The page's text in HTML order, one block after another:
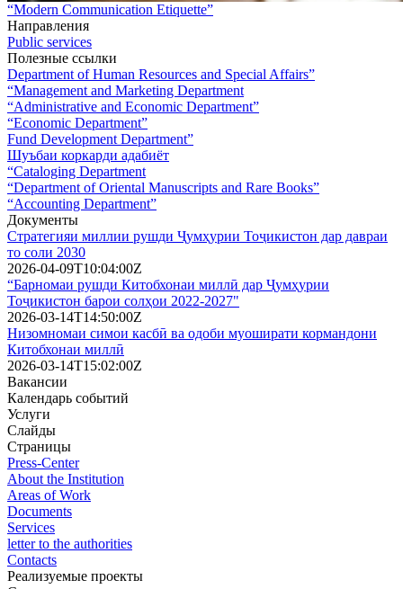
“Modern Communication Etiquette”
Направления
Public services
Полезные ссылки
Department of Human Resources and Special Affairs”
“Management and Marketing Department
“Administrative and Economic Department”
“Economic Department”
Fund Development Department”
Шуъбаи коркарди адабиёт
“Cataloging Department
“Department of Oriental Manuscripts and Rare Books”
“Accounting Department”
Документы
Стратегияи миллии рушди Ҷумҳурии Тоҷикистон дар давраи
то соли 2030
2026-04-09T10:04:00Z
“Барномаи рушди Китобхонаи миллӣ дар Ҷумҳурии
Тоҷикистон барои солҳои 2022-2027"
2026-03-14T14:50:00Z
Низомномаи симои касбӣ ва одоби муоширати кормандони
Китобхонаи миллӣ
2026-03-14T15:02:00Z
Вакансии
Календарь событий
Услуги
Слайды
Страницы
Press-Center
About the Institution
Areas of Work
Documents
Services
letter to the authorities
Contacts
Реализуемые проекты